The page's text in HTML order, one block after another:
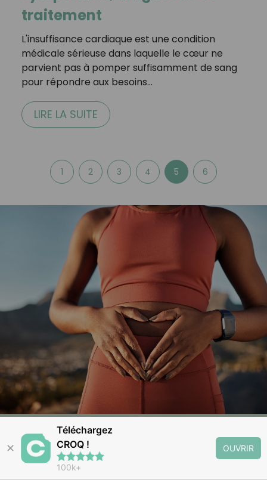
traitement
L'insuffisance cardiaque est une condition
médicale sérieuse dans laquelle le cœur ne
parvient pas à pomper suffisamment de sang
pour répondre aux besoins…
LIRE LA SUITE
1 2 3 4 5 6
Croq
✕
Téléchargez
CROQ !
100k+
OUVRIR